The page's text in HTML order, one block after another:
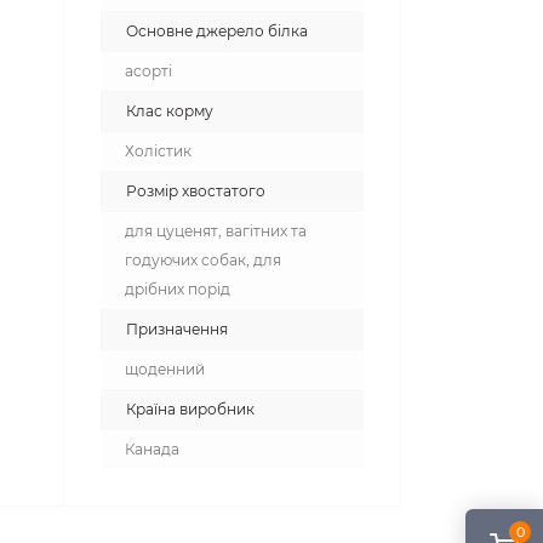
0
Основне джерело білка
асорті
Клас корму
Холістик
Розмір хвостатого
для цуценят, вагітних та
годуючих собак, для
дрібних порід
Призначення
щоденний
Країна виробник
Канада